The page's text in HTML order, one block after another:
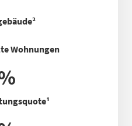
Wohnungen
¹